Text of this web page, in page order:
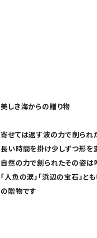
美しき海からの贈り物
寄せては返す波の力で削られ
長い時間を掛け少しずつ形を
自然の力で創られたその姿は
「人魚の涙」「浜辺の宝石」
の贈物です